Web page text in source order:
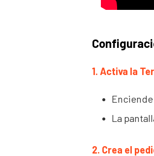
1. Activa la
La
2. Crea el